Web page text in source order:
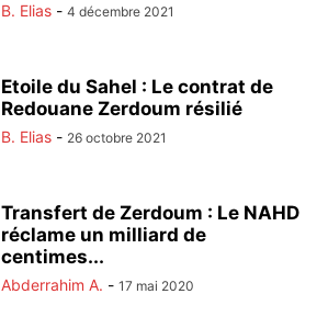
B. Elias - 4 décembre 2021
Etoile du Sahel : Le contrat de
Redouane Zerdoum résilié
B. Elias - 26 octobre 2021
Transfert de Zerdoum : Le NAHD
réclame un milliard de
centimes...
Abderrahim A. - 17 mai 2020